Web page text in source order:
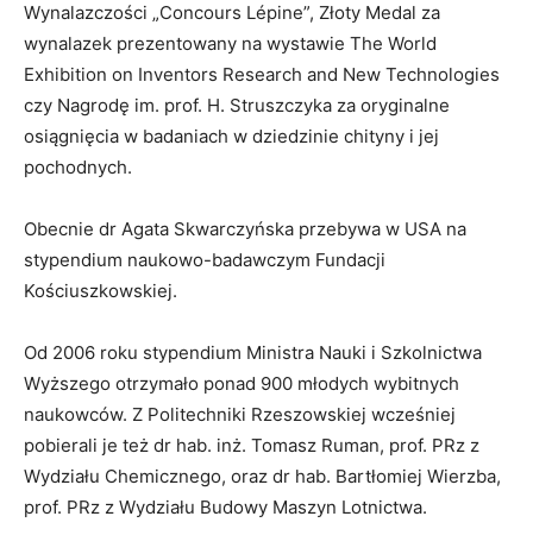
Wynalazczości „Concours Lépine”, Złoty Medal za
wynalazek prezentowany na wystawie The World
Exhibition on Inventors Research and New Technologies
czy Nagrodę im. prof. H. Struszczyka za oryginalne
osiągnięcia w badaniach w dziedzinie chityny i jej
pochodnych.
Obecnie dr Agata Skwarczyńska przebywa w USA na
stypendium naukowo-badawczym Fundacji
Kościuszkowskiej.
Od 2006 roku stypendium Ministra Nauki i Szkolnictwa
Wyższego otrzymało ponad 900 młodych wybitnych
naukowców. Z Politechniki Rzeszowskiej wcześniej
pobierali je też dr hab. inż. Tomasz Ruman, prof. PRz z
Wydziału Chemicznego, oraz dr hab. Bartłomiej Wierzba,
prof. PRz z Wydziału Budowy Maszyn Lotnictwa.